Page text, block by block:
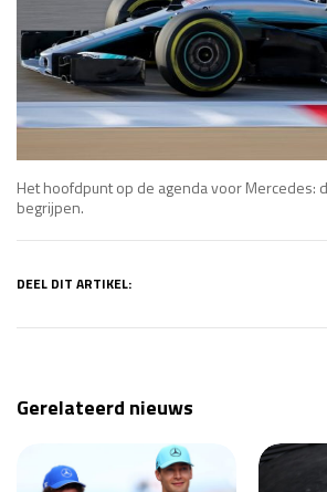
Het hoofdpunt op de agenda voor Mercedes:
begrijpen.
DEEL DIT ARTIKEL:
Gerelateerd nieuws